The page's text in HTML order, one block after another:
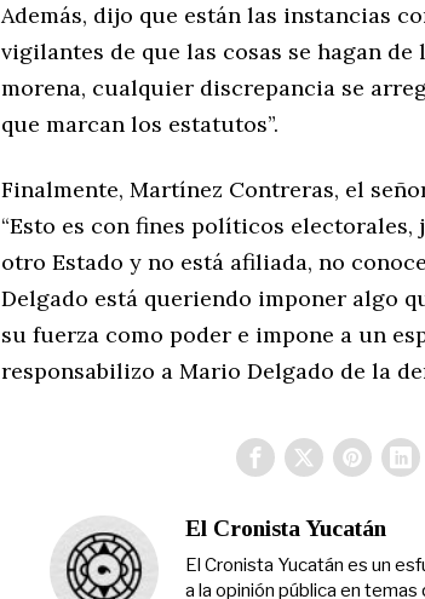
Además, dijo que están las instancias
vigilantes de que las cosas se hagan
morena, cualquier discrepancia se
que marcan los estatutos”.
Finalmente, Martínez Contreras, el
“Esto es con fines políticos electorales,
otro Estado y no está afiliada, no
Delgado está queriendo imponer algo
su fuerza como poder e impone a un
responsabilizo a Mario Delgado de la
El Cronista Yucatán
El Cronista Yucatán es un
a la opinión pública en temas